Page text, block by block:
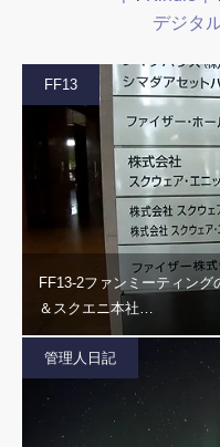
デジタ
FF13
FF13-2ファンミーティン
＆スクエニ本社…
管理人日記